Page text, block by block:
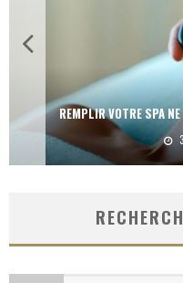
LES LIVRES POUR